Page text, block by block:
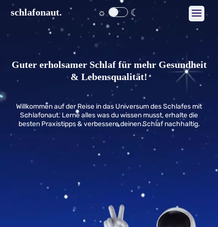
schlafonaut. ☼ ☾
Guter erholsamer Schlaf für mehr Gesundheit
& Lebensqualität!
Willkommen auf der Reise in das Universum des Schlafes mit
Schlafonaut. Lerne alles was du wissen musst, erhalte die
besten Praxistipps & verbessere deinen Schlaf nachhaltig.